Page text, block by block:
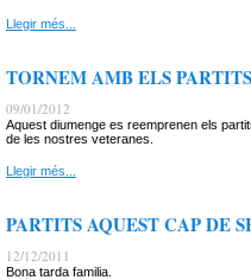
Llegir més...
TORNEM AMB ELS PARTITS
09/01/2012
Aquest diumenge es reemprenen els
de les nostres veteranes.
Llegir més...
PARTITS AQUEST CAP DE
12/12/2011
Bona tarda familia.